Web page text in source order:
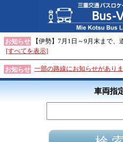
お知らせ
【伊勢】7月1日～9月末まで
[すべてを表示]
お知らせ 一部の路線にお知らせがあり
車両指